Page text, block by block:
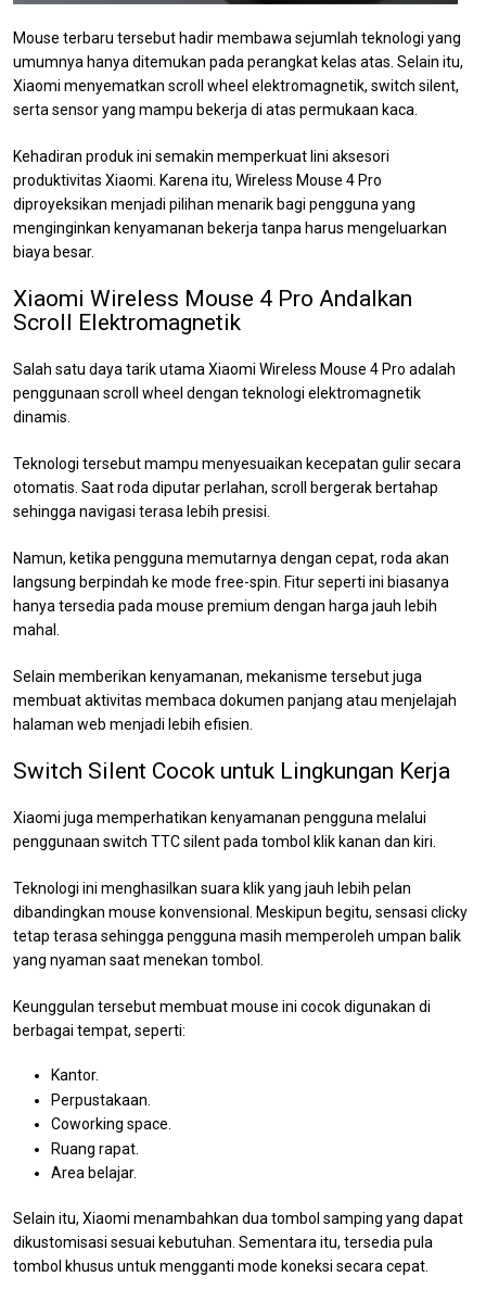
Mouse terbaru tersebut hadir membawa sejumlah teknologi yang
umumnya hanya ditemukan pada perangkat kelas atas. Selain itu,
Xiaomi menyematkan scroll wheel elektromagnetik, switch silent,
serta sensor yang mampu bekerja di atas permukaan kaca.
Kehadiran produk ini semakin memperkuat lini aksesori
produktivitas Xiaomi. Karena itu, Wireless Mouse 4 Pro
diproyeksikan menjadi pilihan menarik bagi pengguna yang
menginginkan kenyamanan bekerja tanpa harus mengeluarkan
biaya besar.
Xiaomi Wireless Mouse 4 Pro Andalkan
Scroll Elektromagnetik
Salah satu daya tarik utama Xiaomi Wireless Mouse 4 Pro adalah
penggunaan scroll wheel dengan teknologi elektromagnetik
dinamis.
Teknologi tersebut mampu menyesuaikan kecepatan gulir secara
otomatis. Saat roda diputar perlahan, scroll bergerak bertahap
sehingga navigasi terasa lebih presisi.
Namun, ketika pengguna memutarnya dengan cepat, roda akan
langsung berpindah ke mode free-spin. Fitur seperti ini biasanya
hanya tersedia pada mouse premium dengan harga jauh lebih
mahal.
Selain memberikan kenyamanan, mekanisme tersebut juga
membuat aktivitas membaca dokumen panjang atau menjelajah
halaman web menjadi lebih efisien.
Switch Silent Cocok untuk Lingkungan Kerja
Xiaomi juga memperhatikan kenyamanan pengguna melalui
penggunaan switch TTC silent pada tombol klik kanan dan kiri.
Teknologi ini menghasilkan suara klik yang jauh lebih pelan
dibandingkan mouse konvensional. Meskipun begitu, sensasi clicky
tetap terasa sehingga pengguna masih memperoleh umpan balik
yang nyaman saat menekan tombol.
Keunggulan tersebut membuat mouse ini cocok digunakan di
berbagai tempat, seperti:
Kantor.
Perpustakaan.
Coworking space.
Ruang rapat.
Area belajar.
Selain itu, Xiaomi menambahkan dua tombol samping yang dapat
dikustomisasi sesuai kebutuhan. Sementara itu, tersedia pula
tombol khusus untuk mengganti mode koneksi secara cepat.